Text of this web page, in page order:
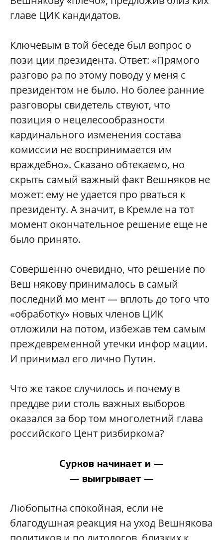
главе ЦИК кандидатов.
Ключевым в той беседе был вопрос о
пози ции президента. Ответ: «Прямого
разгово ра по этому поводу у меня с
президентом не было. Но более ранние
разговоры свидетель ствуют, что
позиция о нецелесообразности
кардинального изменения состава
комиссии не воспринимается им
враждебно». Сказано обтекаемо, но
скрыть самый важный факт Вешняков не
может: ему не удается про рваться к
президенту. А значит, в Кремле на тот
момент окончательное решение еще не
было принято.
Совершенно очевидно, что решение по
Веш някову принималось в самый
последний мо мент — вплоть до того что
«обработку» новых членов ЦИК
отложили на потом, избежав тем самым
преждевременной утечки инфор мации.
И принимал его лично Путин.
Что же такое случилось и почему в
преддве рии столь важных выборов
оказался за бор том многолетний глава
российского Цент ризбиркома?
Сурков начинает и —
— выигрывает —
Любопытна спокойная, если не
благодушная реакция на уход Вешнякова